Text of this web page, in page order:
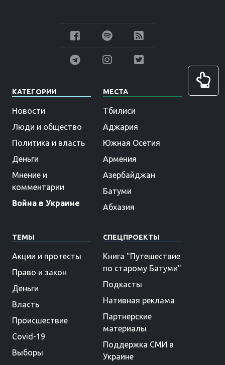
КАТЕГОРИИ
Новости
Люди и общество
Политика и власть
Деньги
Мнение и
комментарии
Война в Украине
МЕСТА
Тбилиси
Аджария
Южная Осетия
Армения
Азербайджан
Батуми
Абхазия
ТЕМЫ
Акции и протесты
Право и закон
Деньги
Власть
Происшествие
Covid-19
Выборы
СПЕЦПРОЕКТЫ
Книга "Путешествие
по старому Батуми"
Подкасты
Нативная реклама
Партнерские
материалы
Поддержка СМИ в
Украине